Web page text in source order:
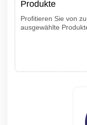
Produkte
Profitieren Sie von
ausgewählte